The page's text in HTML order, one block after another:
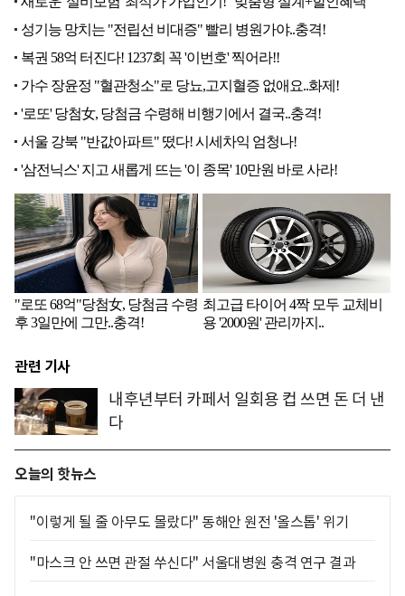
관련 기사
내후년부터 카페서 일회용 컵 쓰면 돈 더 낸
다
오늘의 핫뉴스
"이렇게 될 줄 아무도 몰랐다" 동해안 원전 '올스톱' 위기
"마스크 안 쓰면 관절 쑤신다" 서울대병원 충격 연구 결과